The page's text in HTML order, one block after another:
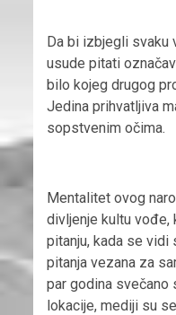
Da bi izbjegli svaku
usude pitati
bilo kojeg drugog
Jedina prihvatljiva
sopstvenim očima.
Mentalitet ovog
divljenje kultu vođe,
pitanju, kada se vidi
pitanja vezana za
par godina svečano
lokacije, mediji su